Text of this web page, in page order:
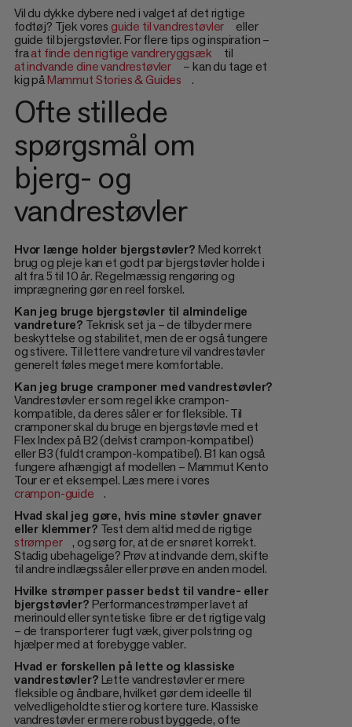
Vil du dykke dybere ned i valget af det rigtige
fodtøj? Tjek vores guide til vandrestøvler
eller
guide til bjergstøvler. For flere tips og inspiration –
fraat finde den rigtige vandreryggsæk
til
at indvande dine vandrestøvler
– kan du tage et
kig påMammut Stories & Guides .
Ofte stillede
spørgsmål om
bjerg- og
vandrestøvler
Hvor længe holder bjergstøvler?Med korrekt
brug og pleje kan et godt par bjergstøvler holde i
alt fra 5 til 10 år. Regelmæssig rengøring og
imprægnering gør en reel forskel.
Kan jeg bruge bjergstøvler til almindelige
vandreture? Teknisk set ja – de tilbyder mere
beskyttelse og stabilitet, men de er også tungere
og stivere. Til lettere vandreture vil vandrestøvler
generelt føles meget mere komfortable.
Kan jeg bruge cramponer med vandrestøvler?
Vandrestøvler er som regel ikke crampon-
kompatible, da deres såler er for fleksible. Til
cramponer skal du bruge en bjergstøvle med et
Flex Index på B2 (delvist crampon-kompatibel)
eller B3 (fuldt crampon-kompatibel). B1 kan også
fungere afhængigt af modellen – Mammut Kento
Tour er et eksempel. Læs mere i vores
crampon-guide
.
Hvad skal jeg gøre, hvis mine støvler gnaver
eller klemmer? Test dem altid med de rigtige
strømper , og sørg for, at de er snøret korrekt.
Stadig ubehagelige? Prøv at indvande dem, skifte
til andre indlægssåler eller prøve en anden model.
Hvilke strømper passer bedst til vandre- eller
bjergstøvler?Performancestrømper lavet af
merinould eller syntetiske fibre er det rigtige valg
– de transporterer fugt væk, giver polstring og
hjælper med at forebygge vabler.
Hvad er forskellen på lette og klassiske
vandrestøvler?Lette vandrestøvler er mere
fleksible og åndbare, hvilket gør dem ideelle til
velvedligeholdte stier og kortere ture. Klassiske
vandrestøvler er mere robust byggede, ofte